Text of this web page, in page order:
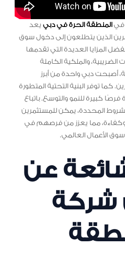
في المنطقة الحرة في دبي يعد
الذين يتطلعون إلى دخول سوق
بفضل المزايا العديدة التي تقدمها
الضريبية، والملكية الكاملة
أصبحت دبي واحدة من أبرز
كما توفر البنية التحتية المتطورة
فرصًا كبيرة للنمو والتوسع. باتباع
بالشروط المحددة، يمكن للمستثمرين
مما يعزز من فرصهم في
الأعمال العالمي.
عن
شركة